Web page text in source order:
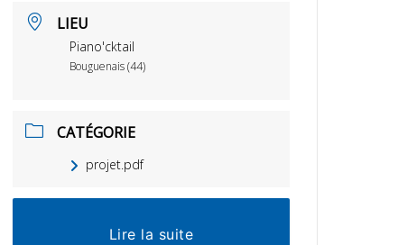
LIEU
Piano'cktail
Bouguenais (44)
CATÉGORIE
projet.pdf
Lire la suite